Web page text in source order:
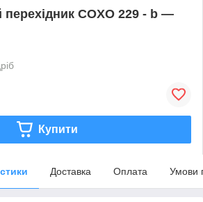
COXO 229 - b —
Купити
Доставка Оплата Умови